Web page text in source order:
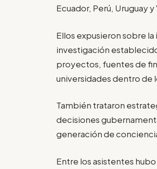
Ecuador, Perú, Uruguay
Ellos expusieron sobre
investigación
proyectos, fuentes de
universidades dentro de
También trataron
decisiones
generación de
Entre los asistentes